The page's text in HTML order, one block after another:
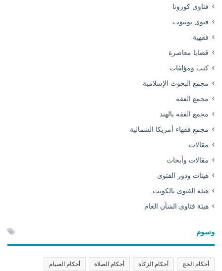
فتاوى كورونا
فتوى يوتيوب
فقهية
قضايا معاصرة
كتب ومؤلفات
مجمع البحوث الإسلامية
مجمع الفقه
مجمع الفقه بالهند
مجمع فقهاء أمريكا الشمالية
مقالات
مقالات وأبحاث
هيئات ودور الفتوى
هيئة الفتوى بالكويت
هيئة فتاوى الشأن العام
وسوم
أحكام الحج أحكام الزكاة أحكام الصلاة أحكام الصيام